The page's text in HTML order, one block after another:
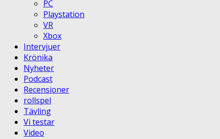
PC
Playstation
VR
Xbox
Intervjuer
Krönika
Nyheter
Podcast
Recensioner
rollspel
Tävling
Vi testar
Video